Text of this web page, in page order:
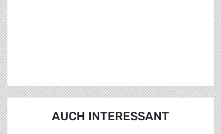
AUCH INTERESSANT